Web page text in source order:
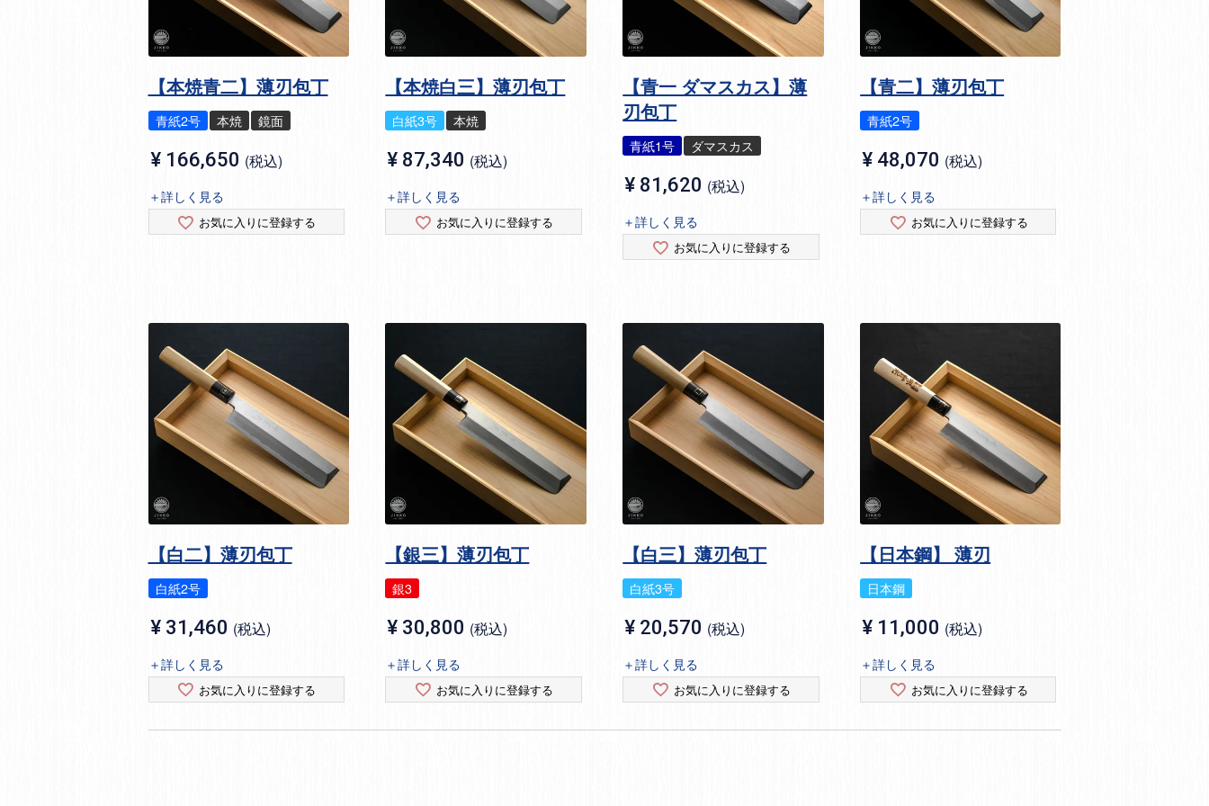
【本焼青二】薄刃包丁
青紙2号 本焼 鏡面
¥ 166,650 税込
＋詳しく見る
お気に入りに登録する
【本焼白三】薄刃包丁
白紙3号 本焼
¥ 87,340 税込
＋詳しく見る
お気に入りに登録する
【青一 ダマスカス】薄
刃包丁
青紙1号 ダマスカス
¥ 81,620 税込
＋詳しく見る
お気に入りに登録する
【青二】薄刃包丁
青紙2号
¥ 48,070 税込
＋詳しく見る
お気に入りに登録する
【白二】薄刃包丁
白紙2号
¥ 31,460 税込
＋詳しく見る
お気に入りに登録する
【銀三】薄刃包丁
銀3
¥ 30,800 税込
＋詳しく見る
お気に入りに登録する
【白三】薄刃包丁
白紙3号
¥ 20,570 税込
＋詳しく見る
お気に入りに登録する
【日本鋼】 薄刃
日本鋼
¥ 11,000 税込
＋詳しく見る
お気に入りに登録する